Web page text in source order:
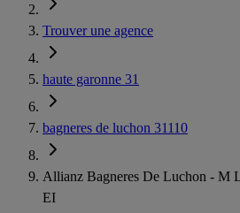
Trouver une agence
haute garonne 31
bagneres de luchon 31110
Allianz Bagneres De Luchon -
EI